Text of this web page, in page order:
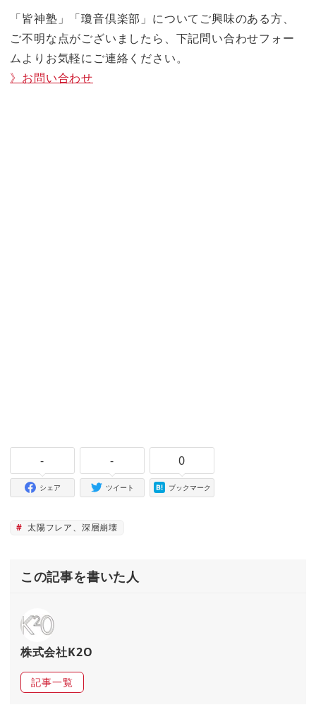
「皆神塾」「瓊音倶楽部」についてご興味のある方、
ご不明な点がございましたら、下記問い合わせフォー
ムよりお気軽にご連絡ください。
》お問い合わせ
-
シェア
-
ツイート
0
ブックマーク
太陽フレア、深層崩壊
この記事を書いた人
株式会社K2O
記事一覧